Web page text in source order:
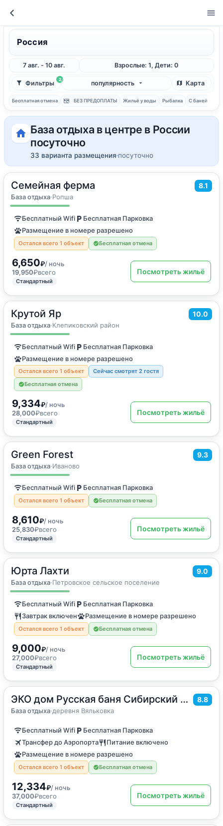
Россия
7 авг. - 10 авг. Взрослые: 1, Дети: 0
2
Фильтры популярность Карта
Бесплатная отмена БЕЗ ПРЕДОПЛАТЫ Жильё у воды Рыбалка С баней
База отдыха в центре в России
посуточно
33 варианта размещения посуточно
Семейная ферма 8.1
База отдыха·Ропша
54м 2·до 5 гостей
Двухэтажный номер
Бесплатный Wifi
Бесплатная Парковка
Размещение в номере разрешено
Остался всего 1 объект Бесплатная отмена
6,650₽/ ночь
19,950₽всего
Стандартный
Посмотреть жильё
Крутой Яр 10.0
База отдыха·Клепиковский район
45 м2·4 гостя
Дом для отпуска
Бесплатный Wifi
Бесплатная Парковка
Размещение в номере разрешено
Остался всего 1 объект
Сейчас смотрят 2 гостя
Бесплатная отмена
9,334₽/ ночь
28,000₽всего
Стандартный
Посмотреть жильё
Green Forest 9.3
База отдыха·Иваново
28м2 ·4 гостя
Дом для отпуска
Бесплатный Wifi Бесплатная Парковка
Остался всего 1 объект Бесплатная отмена
8,610₽/ ночь
25,830₽всего
Стандартный
Посмотреть жильё
Юрта Лахти 9.0
База отдыха·Петровское сельское поселение
40м2·до 5 гостей
Четырехместный номер
Бесплатный Wifi
Бесплатная Парковка
Завтрак включен
Размещение в номере разрешено
Остался всего 1 объект Бесплатная отмена
9,000₽/ ночь
27,000₽всего
Стандартный
Посмотреть жильё
ЭКО дом Русская баня Сибирский банный чан 8.8
База отдыха·деревня Вяльковка
80м ·до 5 гостей
Дом для отпуска
Бесплатный Wifi
Бесплатная Парковка
Трансфер до Аэропорта
Питание включено
Размещение в номере разрешено
Остался всего 1 объект Бесплатная отмена
12,334₽/ ночь
37,000₽всего
Стандартный
Посмотреть жильё